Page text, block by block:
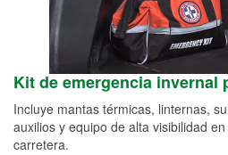
Kit de emergencia invernal
Incluye mantas térmicas, linternas,
auxilios y equipo de alta visibilidad
carretera.